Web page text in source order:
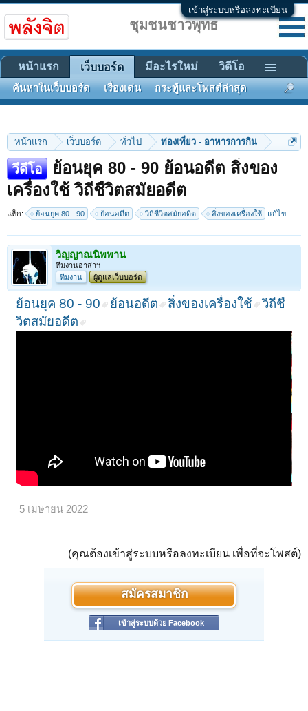
เข้าสู่ระบบหรือลงทะเบียน
หน้าแรก เว็บบอร์ด ทั่วไป ท่องเที่ยว - อาหารการกิน
วีดีโอ
ย้อนยุค 80 - 90 ย้อนอดีต สิ่งของ
เครื่องใช้ วิถีชืวิตสมัยอดีต
แท็ก: ย้อนยุค 80 - 90 ย้อนอดีต วิถีชืวิตสมัยอดีต สิ่งของเครื่องใช้ แก้ไข
วิญญาณนิพพาน
ทีมงานอาสาฯ
ทีมงาน
ผู้ดูแลเว็บบอร์ด
ย้อนยุค 80 - 90 ย้อนอดีต สิ่งของเครื่องใช้
วิถีชื
วิตสมัยอดีต
5 เมษายน 2022
(คุณต้องเข้าสู่ระบบหรือลงทะเบียน เพื่อที่จะโพสต์)
สมัครสมาชิก
เข้าสู่ระบบด้วย Facebook
ชุมชนชาวพุทธ
หน้าแรก เว็บบอร์ด
ค้นหาในเว็บบอร์ด เรื่องเด่น กระทู้และโพสต์ล่าสุด
มีอะไรใหม่ วิดีโอ